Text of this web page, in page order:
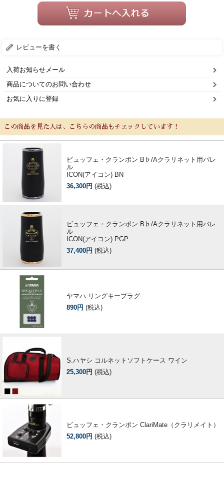
レビューを書く
入荷お知らせメール
商品についてのお問い合わせ
お気に入りに登録
この商品を見た人は、こちらの商品もチェックしています！
ビュッフェ・クランポン B♭/Aクラリネット用バレ
ル
ICON(アイコン) BN
36,300円 (税込)
ビュッフェ・クランポン B♭/Aクラリネット用バレ
ル
ICON(アイコン) PGP
37,400円 (税込)
ヤマハ リングキープラグ
890円 (税込)
S.ハヤシ コルネットソフトケース ワイン
25,300円 (税込)
ビュッフェ・クランポン ClariMate（クラリメイト）
52,800円 (税込)